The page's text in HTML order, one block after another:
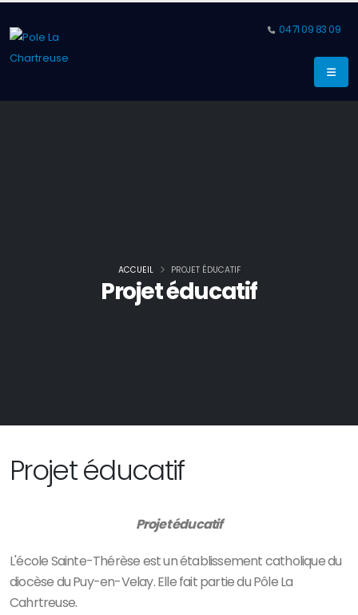
04 71 09 83 09
Projet éducatif
ACCUEIL PROJET ÉDUCATIF
Projet éducatif
Projet éducatif
L'école Sainte-Thérèse est un établissement catholique du
diocèse du Puy-en-Velay. Elle fait partie du Pôle La
Cahrtreuse.